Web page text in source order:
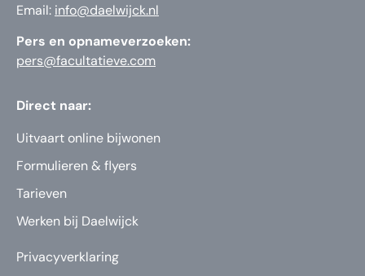
Email: info@daelwijck.nl
Pers en opnameverzoeken:
pers@facultatieve.com
Direct naar:
Uitvaart online bijwonen
Formulieren & flyers
Tarieven
Werken bij Daelwijck
Privacyverklaring